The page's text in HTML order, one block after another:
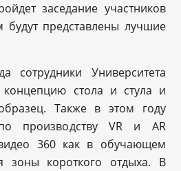
заседание участников
будут представлены лучшие
сотрудники Университета
стола и стула и
Также в этом году
производству VR и AR
360 как в обучающем
зоны короткого отдыха. В